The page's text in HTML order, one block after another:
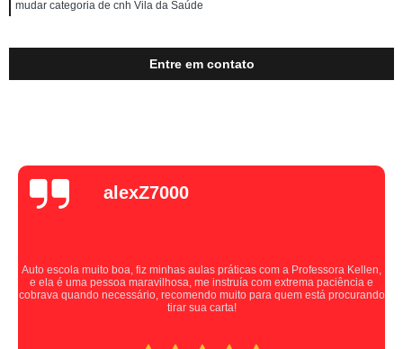
mudar categoria de cnh Vila da Saúde
Entre em contato
alexZ7000
Auto escola muito boa, fiz minhas aulas práticas com a Professora Kellen,
e ela é uma pessoa maravilhosa, me instruía com extrema paciência e
cobrava quando necessário, recomendo muito para quem está procurando
tirar sua carta!